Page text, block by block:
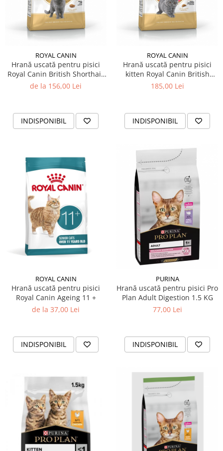
ROYAL CANIN
Hrană uscată pentru pisici
Royal Canin British Shorthair
Adult
de la 156,00 Lei
INDISPONIBIL
ROYAL CANIN
Hrană uscată pentru pisici
kitten Royal Canin British
Shorthair 2 KG
185,00 Lei
INDISPONIBIL
ROYAL CANIN
Hrană uscată pentru pisici
Royal Canin Ageing 11 +
de la 37,00 Lei
INDISPONIBIL
PURINA
Hrană uscată pentru pisici Pro
Plan Adult Digestion 1.5 KG
77,00 Lei
INDISPONIBIL